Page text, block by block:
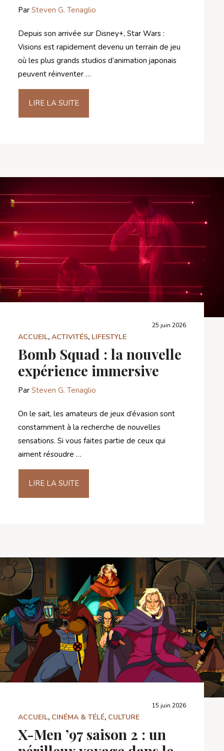
Par Steven G. Tenaglio
Depuis son arrivée sur Disney+, Star Wars :
Visions est rapidement devenu un terrain de jeu
où les plus grands studios d’animation japonais
peuvent réinventer …
LIRE LA SUITE
25 juin 2026
ACCUEIL, ACTIVITÉS, LIFESTYLE
Bomb Squad : la nouvelle
expérience immersive
Par Steven G. Tenaglio
On le sait, les amateurs de jeux d’évasion sont
constamment à la recherche de nouvelles
sensations. Si vous faites partie de ceux qui
aiment résoudre …
LIRE LA SUITE
15 juin 2026
ACCUEIL, CINÉMA & TÉLÉ, CULTURE
X-Men ’97 saison 2 : un